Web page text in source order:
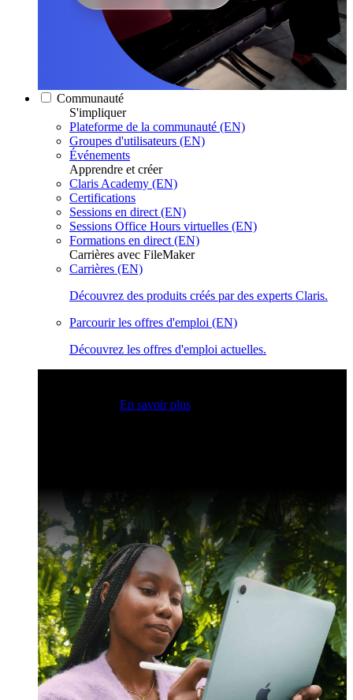
Communauté
S'impliquer
Plateforme de la communauté (EN)
Groupes d'utilisateurs (EN)
Événements
Apprendre et créer
Claris Academy (EN)
Certifications
Sessions en direct (EN)
Sessions Office Hours virtuelles (EN)
Formations en direct (EN)
Carrières avec FileMaker
Carrières (EN)
Découvrez des produits créés par des experts Claris.
Parcourir les offres d'emploi (EN)
Découvrez les offres d'emploi actuelles.
En savoir plus